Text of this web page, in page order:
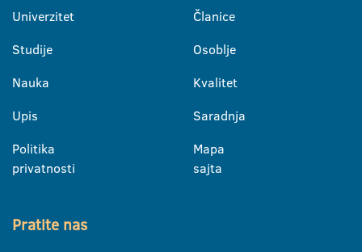
Univerzitet
Studije
Nauka
Upis
Politika
privatnosti
Članice
Osoblje
Kvalitet
Saradnja
Mapa
sajta
Pratite nas